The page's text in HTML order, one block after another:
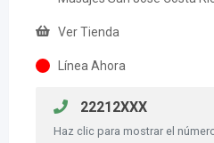
Ver Tienda
Línea Ahora
22212XXX
Haz clic para mostrar el